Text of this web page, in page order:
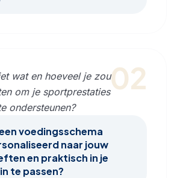
02
wat en hoeveel je zou
om je sportprestaties
ondersteunen?
voedingsschema
naar jouw
en praktisch in je
te passen?